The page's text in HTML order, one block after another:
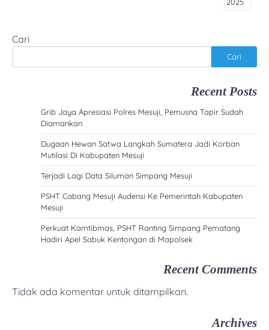
Cari
Cari
Recent Posts
Grib Jaya Apresiasi Polres Mesuji, Pemusna Tapir Sudah
Diamankan
Dugaan Hewan Satwa Langkah Sumatera Jadi Korban
Mutilasi Di Kabupaten Mesuji
Terjadi Lagi Data Siluman Simpang Mesuji
PSHT Cabang Mesuji Audensi Ke Pemerintah Kabupaten
Mesuji
Perkuat Kamtibmas, PSHT Ranting Simpang Pematang
Hadiri Apel Sabuk Kentongan di Mapolsek
Recent Comments
Tidak ada komentar untuk ditampilkan.
Archives